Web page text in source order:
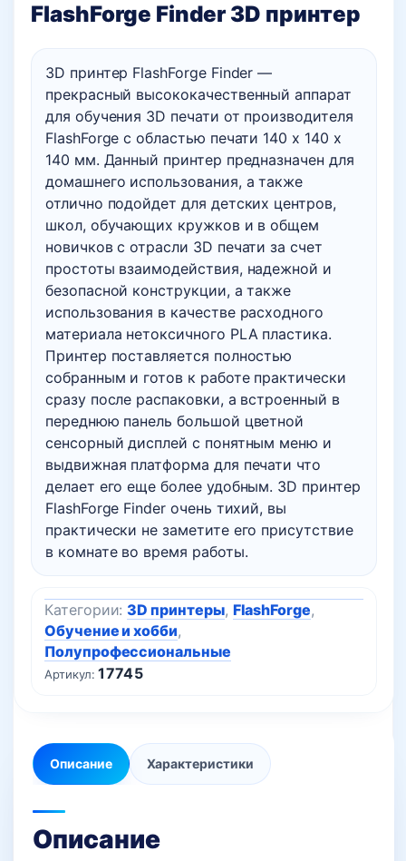
FlashForge Finder 3D принтер
3D принтер FlashForge Finder —
прекрасный высококачественный аппарат
для обучения 3D печати от производителя
FlashForge с областью печати 140 х 140 х
140 мм. Данный принтер предназначен для
домашнего использования, а также
отлично подойдет для детских центров,
школ, обучающих кружков и в общем
новичков с отрасли 3D печати за счет
простоты взаимодействия, надежной и
безопасной конструкции, а также
использования в качестве расходного
материала нетоксичного PLA пластика.
Принтер поставляется полностью
собранным и готов к работе практически
сразу после распаковки, а встроенный в
переднюю панель большой цветной
сенсорный дисплей с понятным меню и
выдвижная платформа для печати что
делает его еще более удобным. 3D принтер
FlashForge Finder очень тихий, вы
практически не заметите его присутствие
в комнате во время работы.
Артикул:17745
Категории: 3D принтеры, FlashForge,
Обучение и хобби,
Полупрофессиональные
Описание Характеристики
Описание